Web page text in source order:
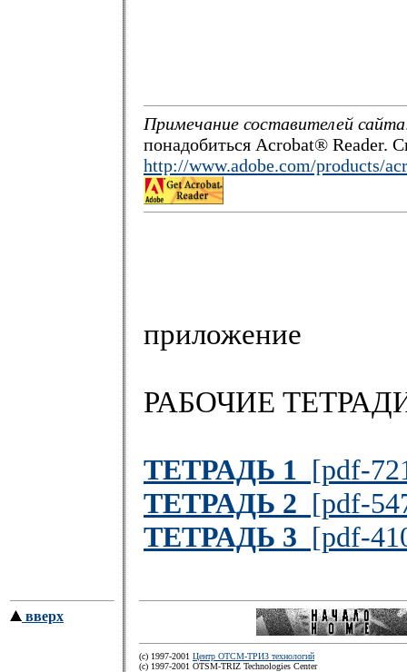
Примечание составителей
понадобиться Acrobat® Reader.
http://www.adobe.com/products/
приложение
РАБОЧИЕ
ТЕТРАДЬ 1 [pdf-
ТЕТРАДЬ 2 [pdf-
ТЕТРАДЬ 3 [pdf-
вверх
(c) 1997-2001 Центр ОТСМ-ТРИЗ технологий
(с) 1997-2001 OTSM-TRIZ Technologies Center